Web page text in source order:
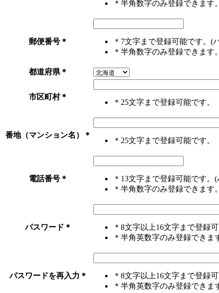
＊半角数字のみ登録できます
郵便番号 ＊
＊7文字まで登録可能です。(
＊半角数字のみ登録できます
都道府県 ＊
市区町村＊
＊25文字まで登録可能です。
番地（マンション名） ＊
＊25文字まで登録可能です。
電話番号 ＊
＊13文字まで登録可能です。
＊半角数字のみ登録できます
パスワード ＊
＊8文字以上16文字まで登録
＊半角英数字のみ登録できま
パスワードを再入力 ＊
＊8文字以上16文字まで登録
＊半角英数字のみ登録できま